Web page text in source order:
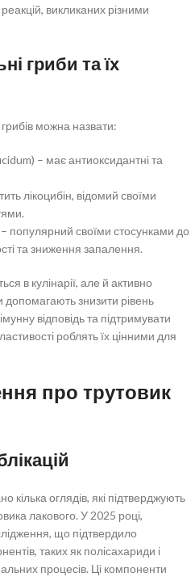
викликаних різними
гриби та їх
можна назвати:
– має антиоксидантні та
лікоцибін, відомий своїми
популярний своїми стосунками до
та зниження запалення.
в кулінарії, але й активно
знизити рівень
відповідь та підтримувати
роблять їх цінними для
про трутовик
кілька оглядів, які підтверджують
лакового. У 2025 році,
що підтвердило
таких як полісахариди і
процесів. Ці компоненти